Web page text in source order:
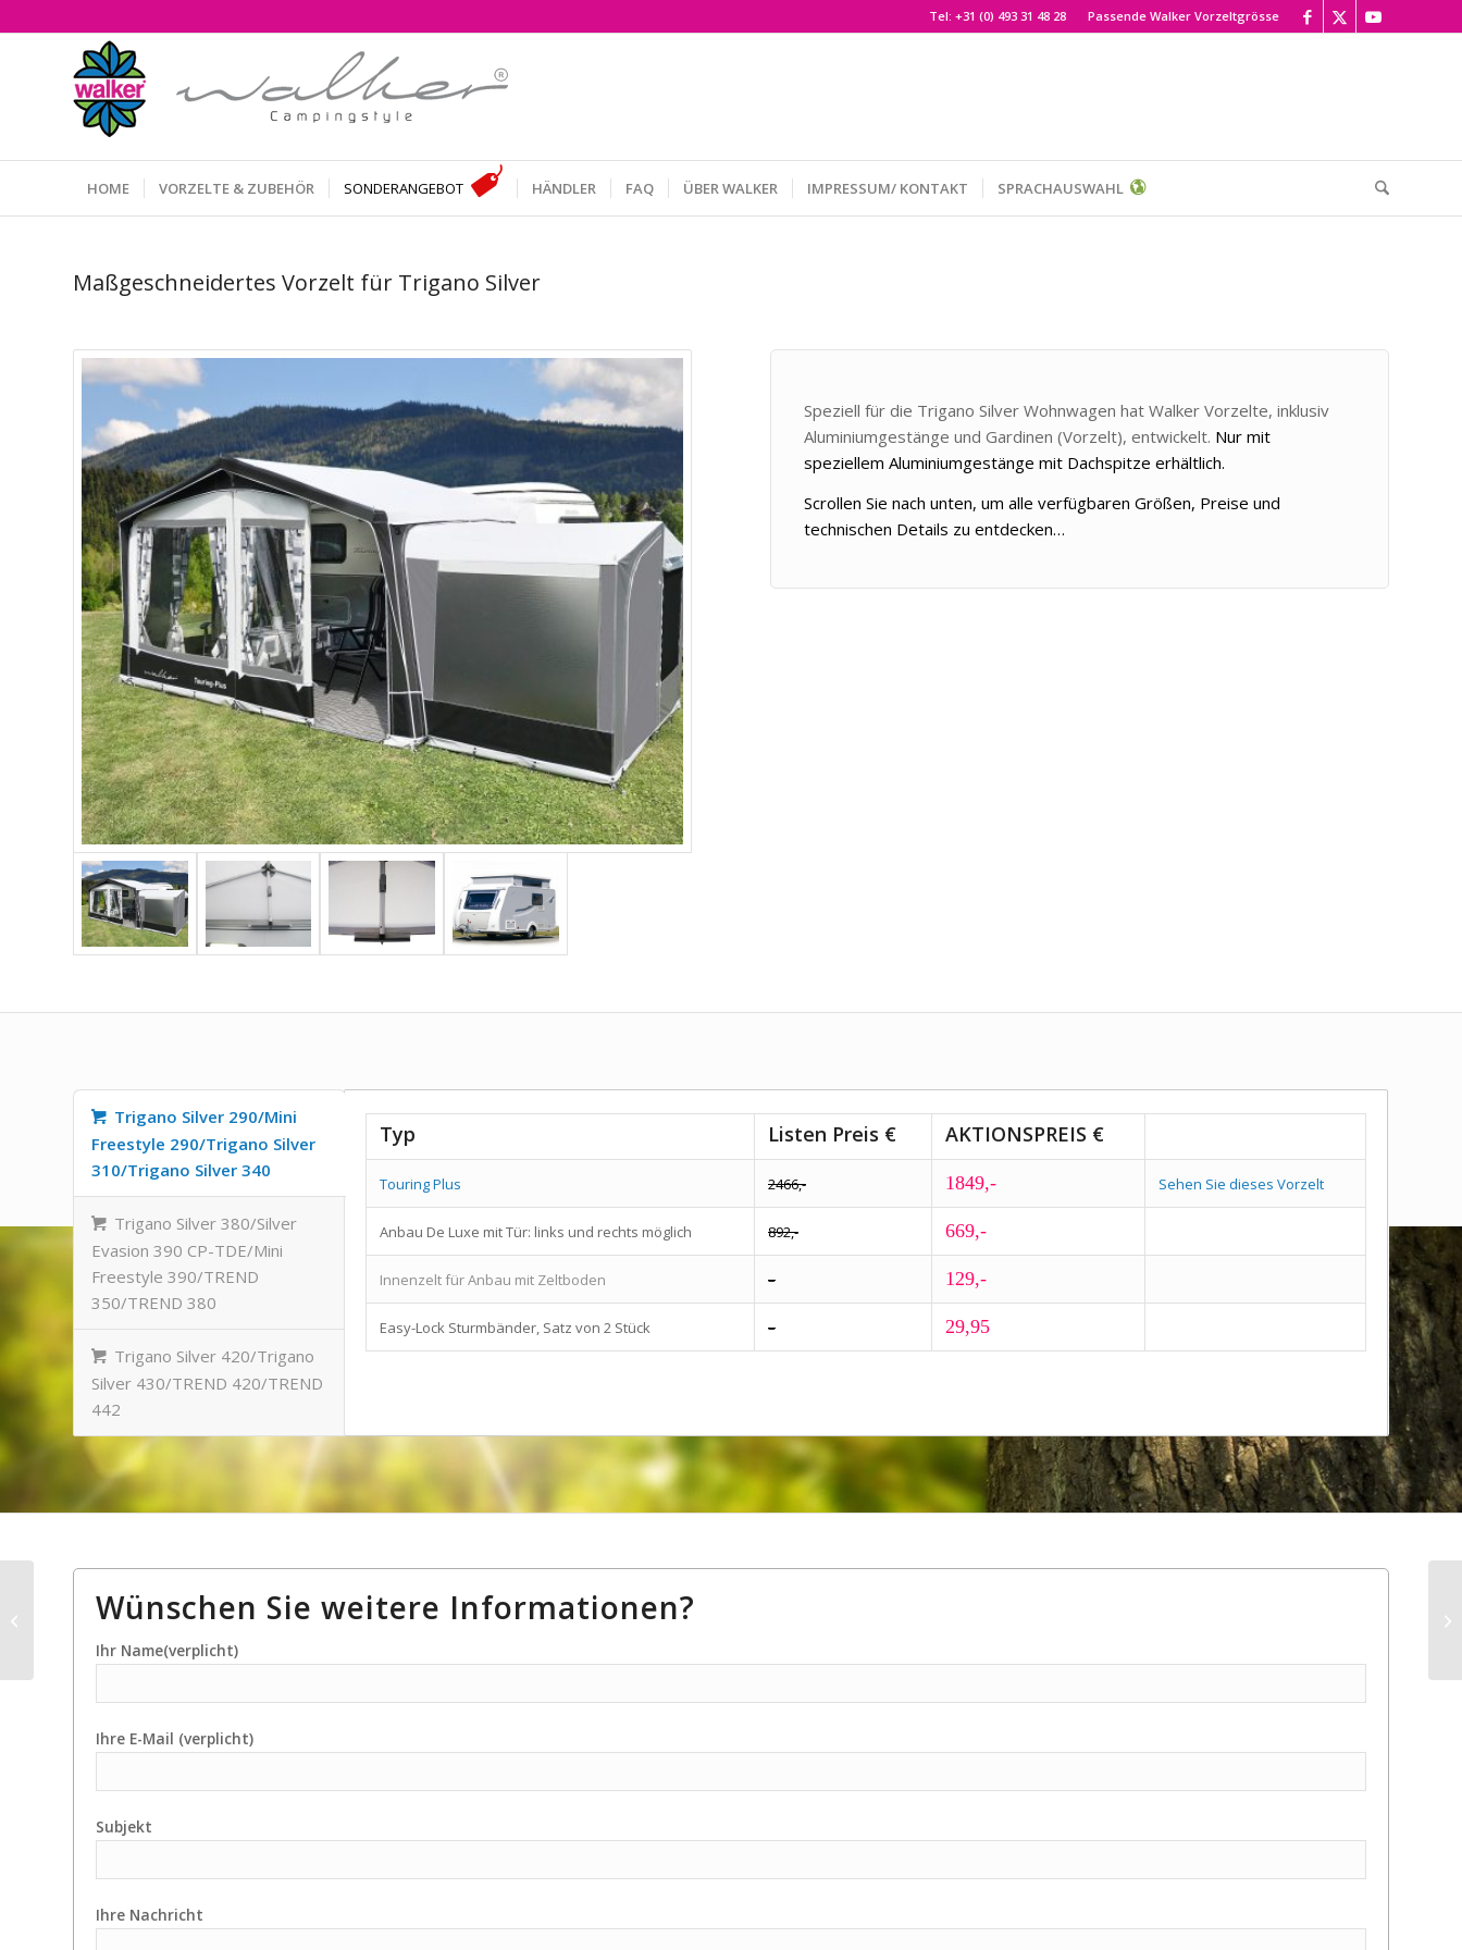
Passende Walker Vorzeltgrösse
Tel: +31 (0) 493 31 48 28
HOME VORZELTE & ZUBEHÖR SONDERANGEBOT HÄNDLER FAQ ÜBER WALKER IMPRESSUM/ KONTAKT SPRACHAUSWAHL
Maßgeschneidertes Vorzelt für Trigano Silver
Speziell für die Trigano Silver Wohnwagen hat Walker Vorzelte, inklusiv
Aluminiumgestänge und Gardinen (Vorzelt), entwickelt. Nur mit
speziellem Aluminiumgestänge mit Dachspitze erhältlich.
Scrollen Sie nach unten, um alle verfügbaren Größen, Preise und
technischen Details zu entdecken…
Trigano Silver 290/Mini
Freestyle 290/Trigano Silver
310/Trigano Silver 340
Trigano Silver 380/Silver
Evasion 390 CP-TDE/Mini
Freestyle 390/TREND
350/TREND 380
Trigano Silver 420/Trigano
Silver 430/TREND 420/TREND
442
Typ Listen Preis € AKTIONSPREIS €
Touring Plus 2466,- 1849,- Sehen Sie dieses Vorzelt
Anbau De Luxe mit Tür: links und rechts möglich 892,- 669,-
Innenzelt für Anbau mit Zeltboden – 129,-
Easy-Lock Sturmbänder, Satz von 2 Stück – 29,95
Wünschen Sie weitere Informationen?
Ihr Name(verplicht)
Ihre E-Mail (verplicht)
Subjekt
Ihre Nachricht
Weinsberg CaraOne
390 PUK/540 EUH-hohe